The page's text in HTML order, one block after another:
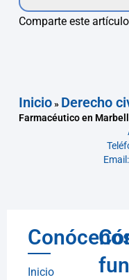
Comparte este
Inicio» Derecho
Farmacéutico en
Inicio